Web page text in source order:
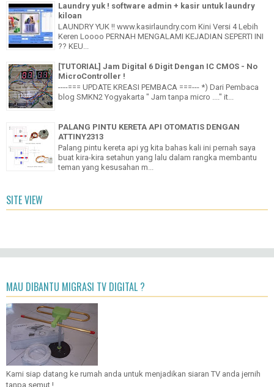
Laundry yuk ! software admin + kasir untuk laundry
kiloan
LAUNDRY YUK !! www.kasirlaundry.com Kini Versi 4 Lebih
Keren Loooo PERNAH MENGALAMI KEJADIAN SEPERTI INI
?? KEU...
[TUTORIAL] Jam Digital 6 Digit Dengan IC CMOS - No
MicroController !
----=== UPDATE KREASI PEMBACA ===--- *) Dari Pembaca
blog SMKN2 Yogyakarta " Jam tanpa micro ...." it...
PALANG PINTU KERETA API OTOMATIS DENGAN
ATTINY2313
Palang pintu kereta api yg kita bahas kali ini pernah saya
buat kira-kira setahun yang lalu dalam rangka membantu
teman yang kesusahan m...
SITE VIEW
MAU DIBANTU MIGRASI TV DIGITAL ?
Kami siap datang ke rumah anda untuk menjadikan siaran TV anda jernih
tanpa semut !